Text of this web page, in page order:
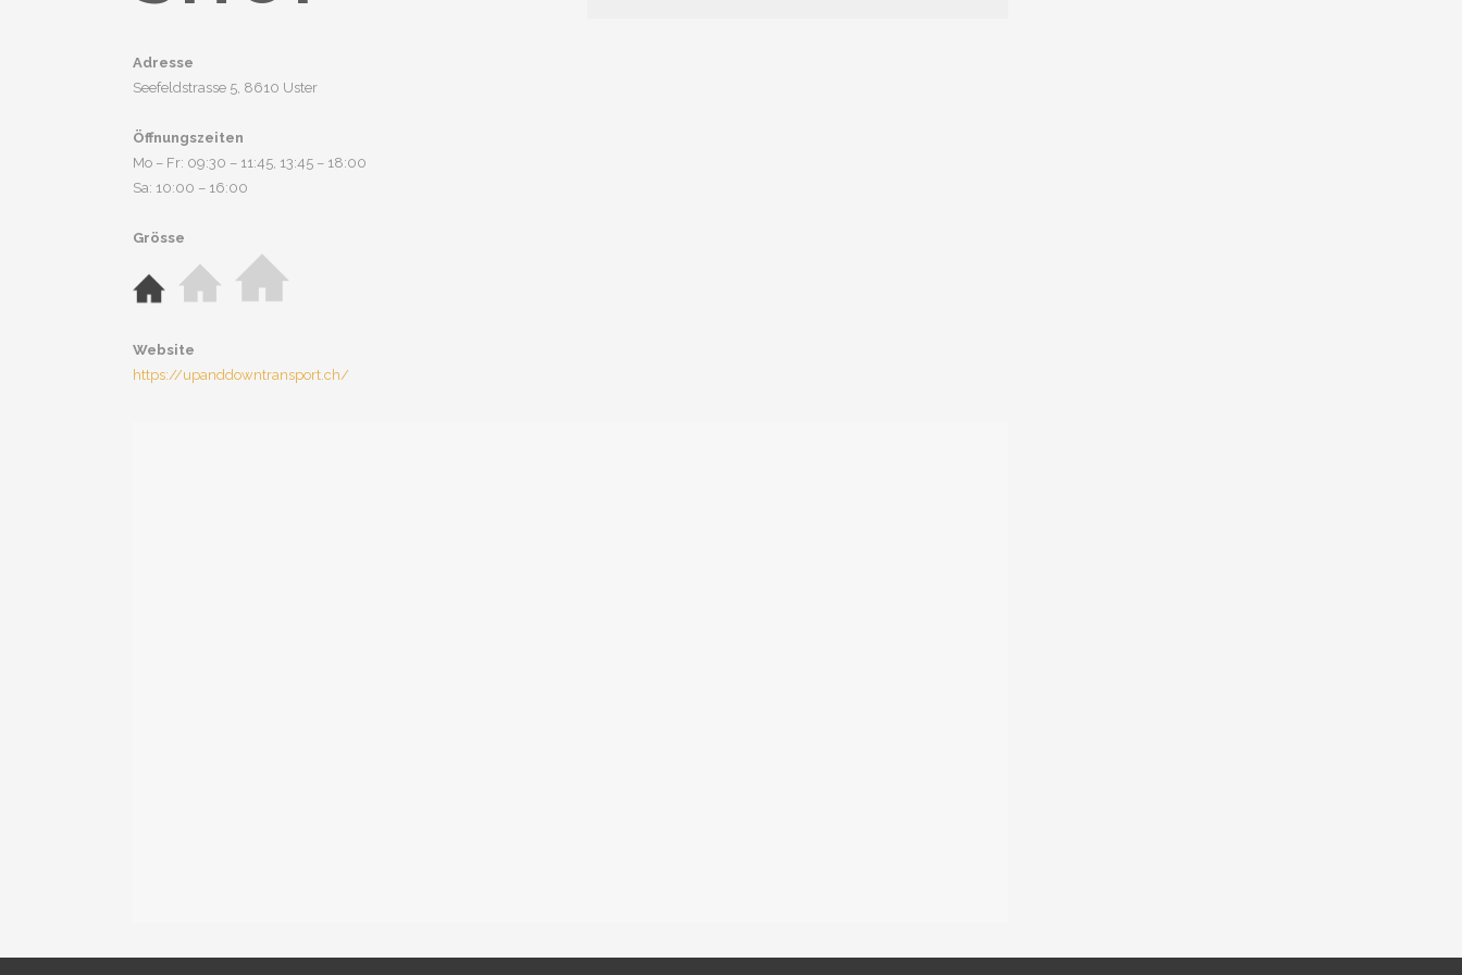
Adresse
Seefeldstrasse 5, 8610 Uster
Öffnungszeiten
Mo – Fr: 09:30 – 11:45, 13:45 – 18:00
Sa: 10:00 – 16:00
Grösse
Website
https://upanddowntransport.ch/